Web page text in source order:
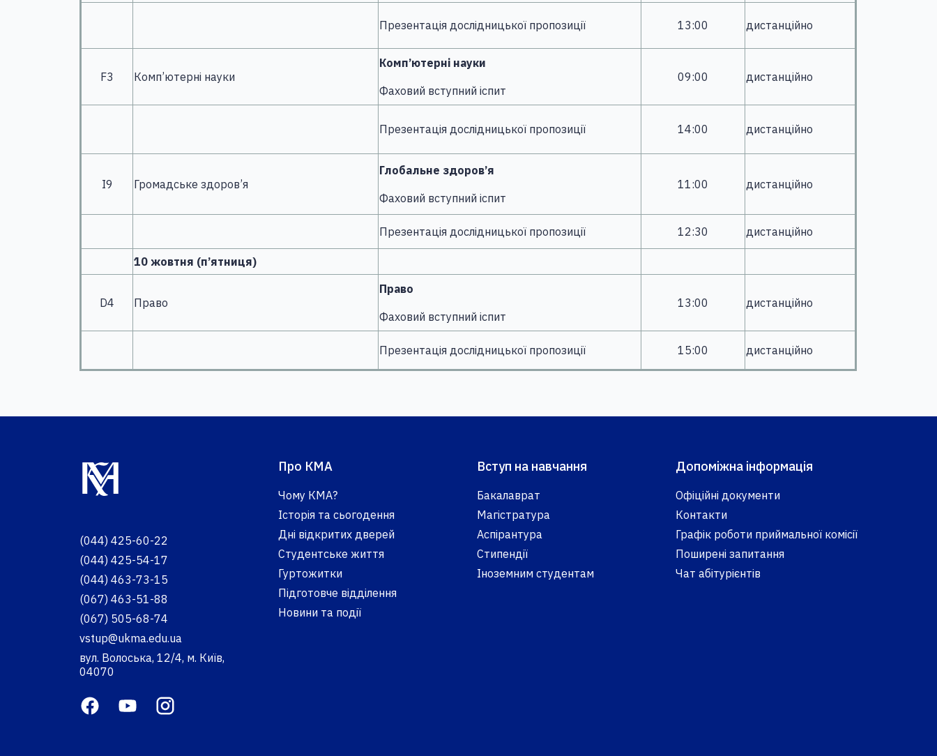
Презентація дослідницької пропозиції 13:00 дистанційно
F3 Комп’ютерні науки
Комп’ютерні науки
Фаховий вступний іспит
09:00 дистанційно
Презентація дослідницької пропозиції 14:00 дистанційно
І9 Громадське здоров’я
Глобальне здоров’я
Фаховий вступний іспит
11:00 дистанційно
Презентація дослідницької пропозиції 12:30 дистанційно
10 жовтня (п’ятниця)
D4 Право
Право
Фаховий вступний іспит
13:00 дистанційно
Презентація дослідницької пропозиції 15:00 дистанційно
(044) 425-60-22
(044) 425-54-17
(044) 463-73-15
(067) 463-51-88
(067) 505-68-74
vstup@ukma.edu.ua
вул. Волоська, 12/4, м. Київ,
04070
Про КМА
Чому КМА?
Історія та сьогодення
Дні відкритих дверей
Студентське життя
Гуртожитки
Підготовче відділення
Новини та події
Вступ на навчання
Бакалаврат
Магістратура
Аспірантура
Стипендії
Іноземним студентам
Допоміжна інформація
Офіційні документи
Контакти
Графік роботи приймальної комісії
Поширені запитання
Чат абітурієнтів